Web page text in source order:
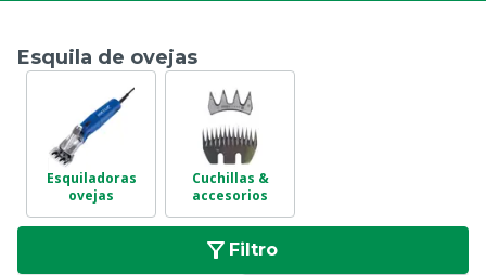
Esquila de ovejas
Esquiladoras
ovejas
Cuchillas &
accesorios
Filtro